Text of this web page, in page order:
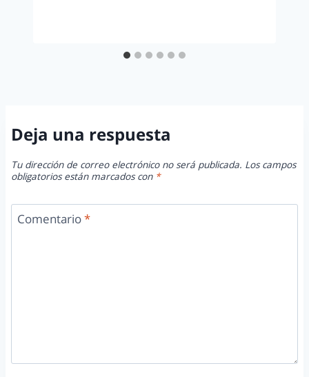
Deja una respuesta
Tu dirección de correo electrónico no será publicada. Los campos
obligatorios están marcados con *
Comentario*